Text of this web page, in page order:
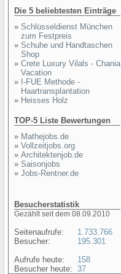
Die 5 beliebtesten Einträge
» Schlüsseldienst München
zum Festpreis
» Schuhe und Handtaschen
Shop
» Crete Luxury Vilals - Chania
Vacation
» I-FUE Methode -
Haartransplantation
» Heisses Holz
TOP-5 Liste Bewertungen
» Mathejobs.de
» Vollzeitjobs.org
» Architektenjob.de
» Saisonjobs
» Jobs-Rentner.de
Besucherstatistik
Gezählt seit dem 08.09.2010
Seitenaufrufe:
Besucher:
Aufrufe heute:
Besucher heute:
1.733.766
195.301
158
37